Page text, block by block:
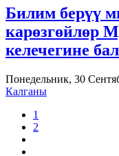
Билим берүү
карөзгөйлөр
келечегине
Понедельник, 30
Калганы
1
2